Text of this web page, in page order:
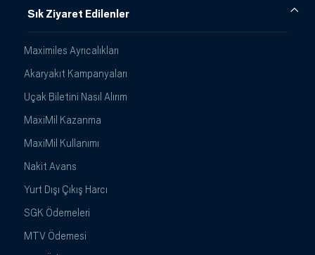
Sık Ziyaret Edilenler
Maximiles Ayrıcalıkları
Akaryakıt Kampanyaları
Uçak Biletini Nasıl Alırım
MaxiMil Kazanma
MaxiMil Kullanımı
Nakit Avans
Yurt Dışı Çıkış Harcı
SGK Ödemeleri
MTV Ödemesi